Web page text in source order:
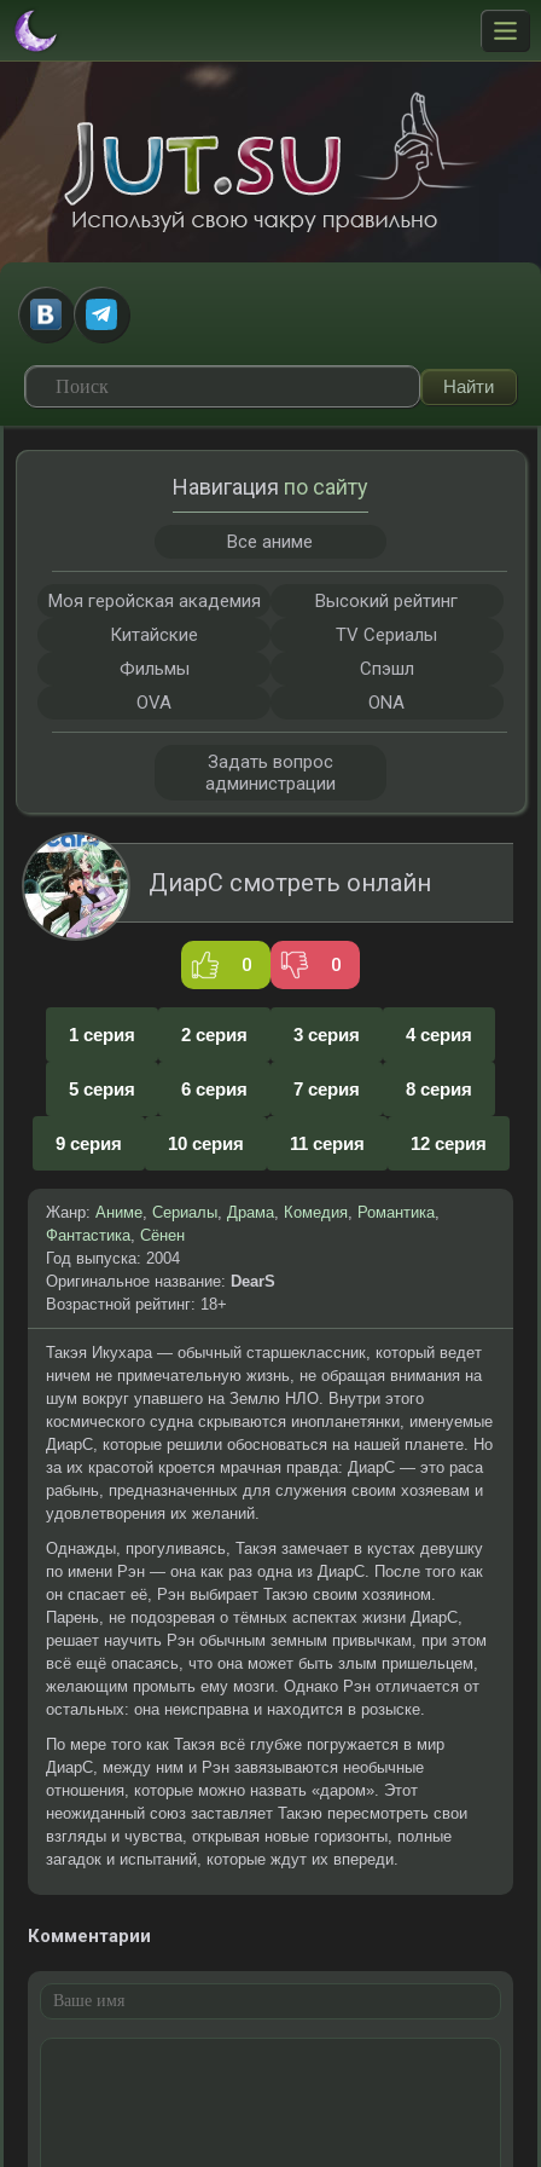
ДиарС смотреть онлайн
0 0
1 серия 2 серия 3 серия 4 серия
5 серия 6 серия 7 серия 8 серия
9 серия 10 серия 11 серия 12 серия
Жанр: Аниме, Сериалы, Драма, Комедия, Романтика,
Фантастика, Сёнен
Год выпуска: 2004
Оригинальное название: DearS
Возрастной рейтинг: 18+
Такэя Икухара — обычный старшеклассник, который ведет
ничем не примечательную жизнь, не обращая внимания на
шум вокруг упавшего на Землю НЛО. Внутри этого
космического судна скрываются инопланетянки, именуемые
ДиарС, которые решили обосноваться на нашей планете. Но
за их красотой кроется мрачная правда: ДиарС — это раса
рабынь, предназначенных для служения своим хозяевам и
удовлетворения их желаний.
Однажды, прогуливаясь, Такэя замечает в кустах девушку
по имени Рэн — она как раз одна из ДиарС. После того как
он спасает её, Рэн выбирает Такэю своим хозяином.
Парень, не подозревая о тёмных аспектах жизни ДиарС,
решает научить Рэн обычным земным привычкам, при этом
всё ещё опасаясь, что она может быть злым пришельцем,
желающим промыть ему мозги. Однако Рэн отличается от
остальных: она неисправна и находится в розыске.
По мере того как Такэя всё глубже погружается в мир
ДиарС, между ним и Рэн завязываются необычные
отношения, которые можно назвать «даром». Этот
неожиданный союз заставляет Такэю пересмотреть свои
взгляды и чувства, открывая новые горизонты, полные
загадок и испытаний, которые ждут их впереди.
Комментарии
Навигация по сайту
Все аниме
Моя геройская академия
Высокий рейтинг
Китайские
TV Сериалы
Фильмы
Спэшл
OVA
ONA
Задать вопрос
администрации